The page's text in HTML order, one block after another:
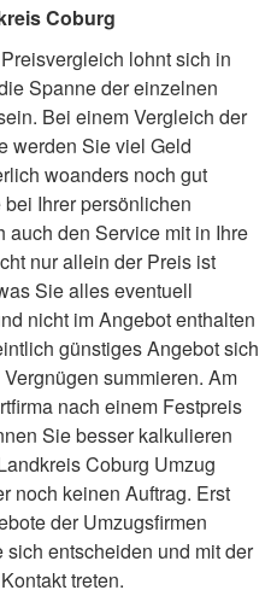
Coburg
lohnt sich in
Spanne der einzelnen
Bei einem Vergleich der
werden Sie viel Geld
woanders noch gut
Ihrer persönlichen
den Service mit in Ihre
nur allein der Preis ist
Sie alles eventuell
nicht im Angebot enthalten
günstiges Angebot sich
summieren. Am
nach einem Festpreis
Sie besser kalkulieren
Coburg Umzug
noch keinen Auftrag. Erst
der Umzugsfirmen
entscheiden und mit der
treten.